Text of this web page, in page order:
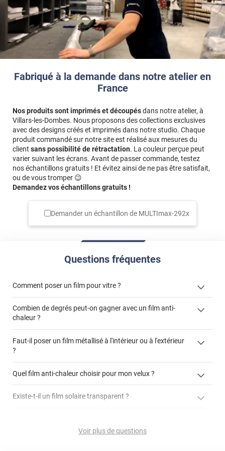
Fabriqué à la demande dans notre atelier en
France
Nos produits sont imprimés et découpésdans notre atelier, à
Villars-les-Dombes. Nous proposons des collections exclusives
avec des designs créés et imprimés dans notre studio. Chaque
produit commandé sur notre site est réalisé aux mesures du
client sans possibilité de rétractation. La couleur perçue peut
varier suivant les écrans. Avant de passer commande, testez
nos échantillons gratuits ! Et évitez ainsi de ne pas être satisfait,
ou de vous tromper 😉
Demandez vos échantillons gratuits !
Demander un échantillon de MULTImax-292x
Questions fréquentes
Comment poser un film pour vitre ?
article
Combien de degrés peut-on gagner avec un film anti-
chaleur ?
GLASSplus-241x
Faut-il poser un film métallisé à l'intérieur ou à l'extérieur
?
Quel film anti-chaleur choisir pour mon velux ?
Existe-t-il un film solaire transparent ?
Voir plus de questions